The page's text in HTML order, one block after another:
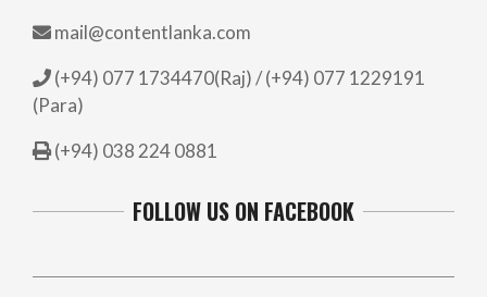
mail@contentlanka.com
(+94) 077 1734470(Raj) / (+94) 077 1229191
(Para)
(+94) 038 224 0881
FOLLOW US ON FACEBOOK